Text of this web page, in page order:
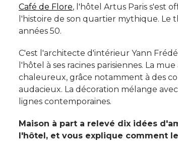
Café de Flore, l'hôtel Artus Paris s'est
l'histoire de son quartier mythique. Le
années 50.
C'est l'architecte d'intérieur Yann
l'hôtel à ses racines parisiennes. La
chaleureux, grâce notamment à des
audacieux. La décoration mélange
lignes contemporaines.
Maison à part a relevé dix idées
l'hôtel, et vous explique comment